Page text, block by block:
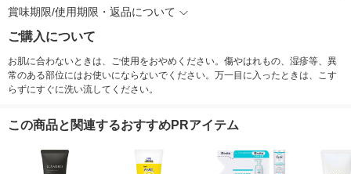
賞味期限/使用期限・返品について
ご購入について
お肌に合わないときは、ご使用をおやめください。傷やはれもの、湿疹等、異
常のある部位にはお使いにならないでください。万一目に入ったときは、こす
らずにすぐに洗い流してください。
この商品と関連するおすすめPRアイテム